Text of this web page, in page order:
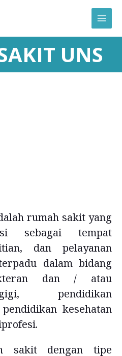
Main
Menu
UNS
rumah sakit yang
sebagai tempat
dan pelayanan
dalam bidang
dan / atau
pendidikan
kesehatan
sakit dengan tipe